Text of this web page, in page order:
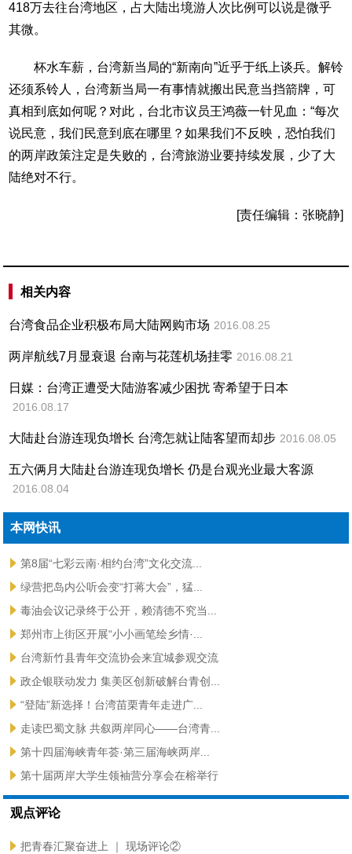
418万去往台湾地区，占大陆出境游人次比例可以说是微乎
其微。
杯水车薪，台湾新当局的“新南向”近乎于纸上谈兵。解铃
还须系铃人，台湾新当局一有事情就搬出民意当挡箭牌，可
真相到底如何呢？对此，台北市议员王鸿薇一针见血：“每次
说民意，我们民意到底在哪里？如果我们不反映，恐怕我们
的两岸政策注定是失败的，台湾旅游业要持续发展，少了大
陆绝对不行。
[责任编辑：张晓静]
相关内容
台湾食品企业积极布局大陆网购市场 2016.08.25
两岸航线7月显衰退 台南与花莲机场挂零 2016.08.21
日媒：台湾正遭受大陆游客减少困扰 寄希望于日本
2016.08.17
大陆赴台游连现负增长 台湾怎就让陆客望而却步 2016.08.05
五六俩月大陆赴台游连现负增长 仍是台观光业最大客源
2016.08.04
本网快讯
第8届“七彩云南·相约台湾”文化交流...
绿营把岛内公听会变“打蒋大会”，猛...
毒油会议记录终于公开，赖清德不究当...
郑州市上街区开展“小小画笔绘乡情·...
台湾新竹县青年交流协会来宜城参观交流
政企银联动发力 集美区创新破解台青创...
“登陆”新选择！台湾苗栗青年走进广...
走读巴蜀文脉 共叙两岸同心——台湾青...
第十四届海峡青年荟·第三届海峡两岸...
第十届两岸大学生领袖营分享会在榕举行
观点评论
把青春汇聚奋进上 ｜ 现场评论②